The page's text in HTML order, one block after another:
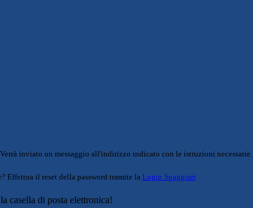
Verrà inviato un messaggio all'indirizzo indicato con le istruzioni necessarie.
Effettua il reset della password tramite la Login Spaggiari
casella di posta elettronica!